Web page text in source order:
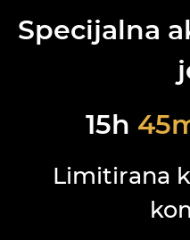
Specijalna
15h 45
Limitirana